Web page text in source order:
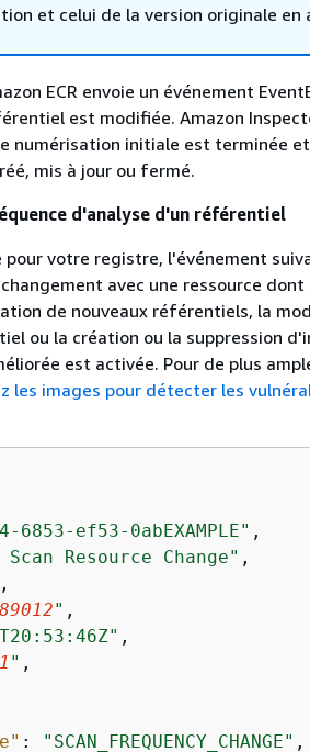
et celui de la version originale en
ECR envoie un événement
est modifiée. Amazon
numérisation initiale est terminée
mis à jour ou fermé.
d'analyse d'un référentiel
votre registre, l'événement
avec une ressource dont
de nouveaux référentiels, la
ou la création ou la suppression
est activée. Pour de plus
les images pour détecter les
6853-ef53-0abEXAMPLE" ,
Scan Resource Change" ,
,
" ,
,
" ,
: "SCAN_FREQUENCY_CHANGE" ,